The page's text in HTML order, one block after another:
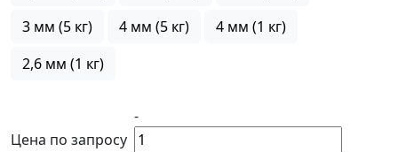
3 мм (5 кг)
4 мм (5 кг)
4 мм (1 кг)
2,6 мм (1 кг)
Цена по запросу
-